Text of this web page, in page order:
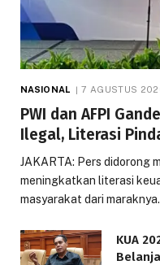
NASIONAL 7 AGUSTUS
PWI dan AFPI
Ilegal, Literasi
JAKARTA: Pers didorong
meningkatkan literasi
masyarakat dari
KUA